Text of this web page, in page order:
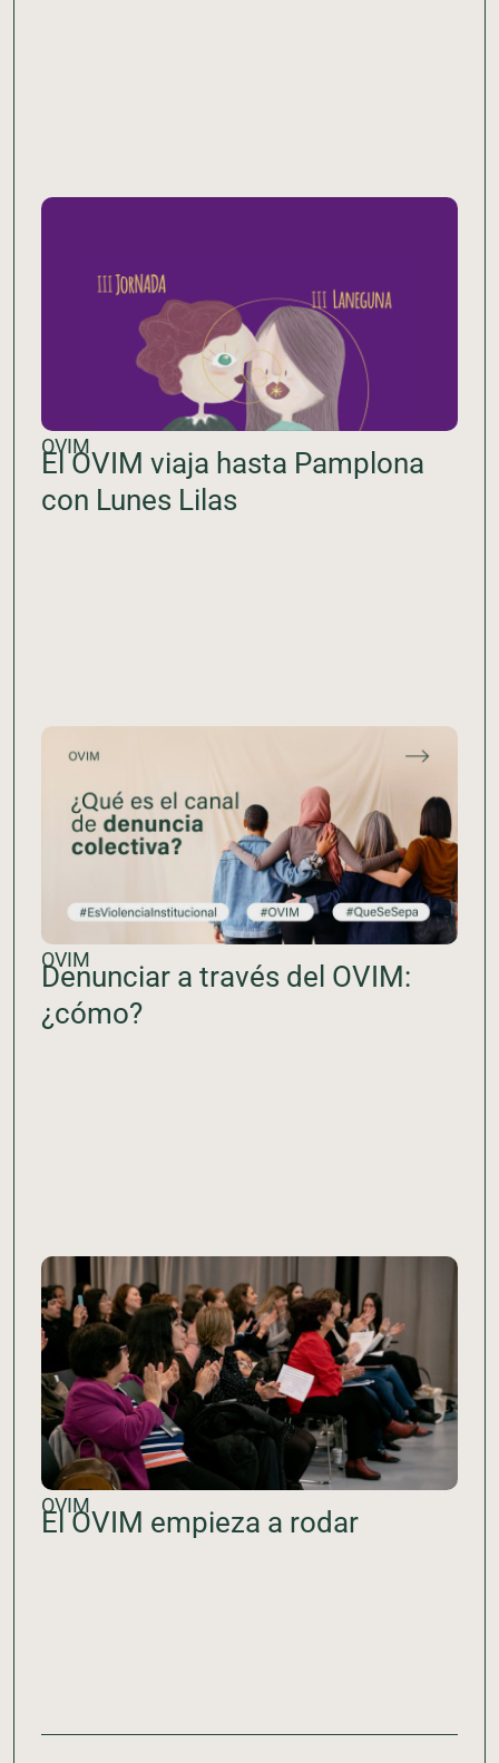
OVIM
El OVIM viaja hasta Pamplona
con Lunes Lilas
OVIM
Denunciar a través del OVIM:
¿cómo?
OVIM
El OVIM empieza a rodar